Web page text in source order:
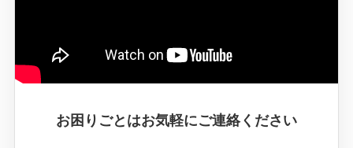
お困りごとはお気軽にご連絡ください